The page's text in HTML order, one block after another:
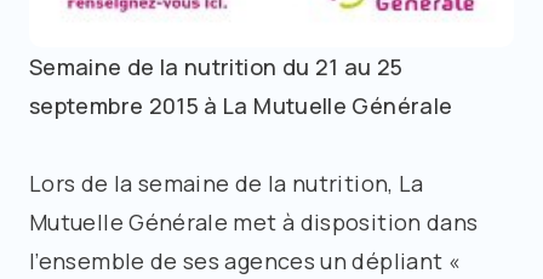
Semaine de la nutrition du 21 au 25
septembre 2015 à La Mutuelle Générale
Lors de la semaine de la nutrition, La
Mutuelle Générale met à disposition dans
l’ensemble de ses agences un dépliant «